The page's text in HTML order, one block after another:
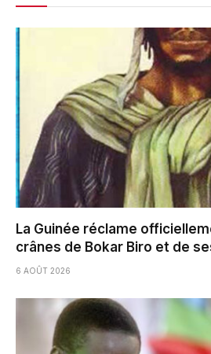
La Guinée réclame
crânes de Bokar Biro et de
6 AOÛT 2026